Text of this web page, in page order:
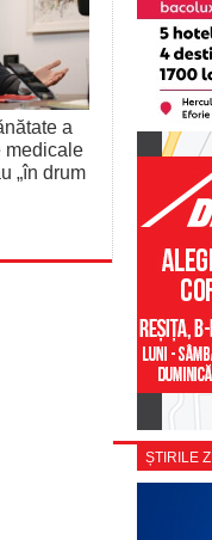
a
medicale
„în drum
ȘTIRILE